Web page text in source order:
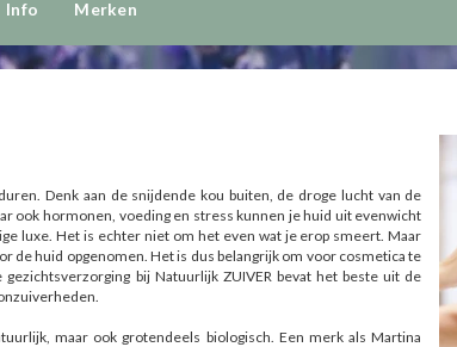
Info Merken
Denk aan de snijdende kou buiten, de droge lucht van de
ook hormonen, voeding en stress kunnen je huid uit evenwicht
luxe. Het is echter niet om het even wat je erop smeert. Maar
de huid opgenomen. Het is dus belangrijk om voor cosmetica te
bij Natuurlijk ZUIVER bevat het beste uit de
maar ook grotendeels biologisch. Een merk als Martina